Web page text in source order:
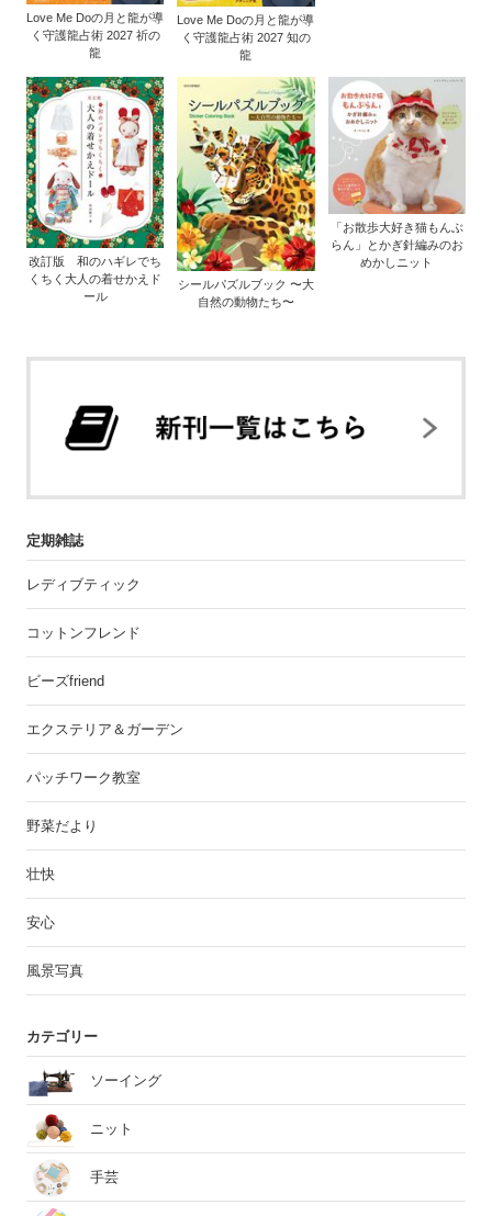
Love Me Doの月と龍が導
く守護龍占術 2027 祈の
龍
Love Me Doの月と龍が導
く守護龍占術 2027 知の
龍
改訂版 和のハギレでち
くちく大人の着せかえド
ール
シールパズルブック 〜大
自然の動物たち〜
「お散歩大好き猫もんぶ
らん」とかぎ針編みのお
めかしニット
定期雑誌
レディブティック
コットンフレンド
ビーズfriend
エクステリア＆ガーデン
パッチワーク教室
野菜だより
壮快
安心
風景写真
カテゴリー
ソーイング
ニット
手芸